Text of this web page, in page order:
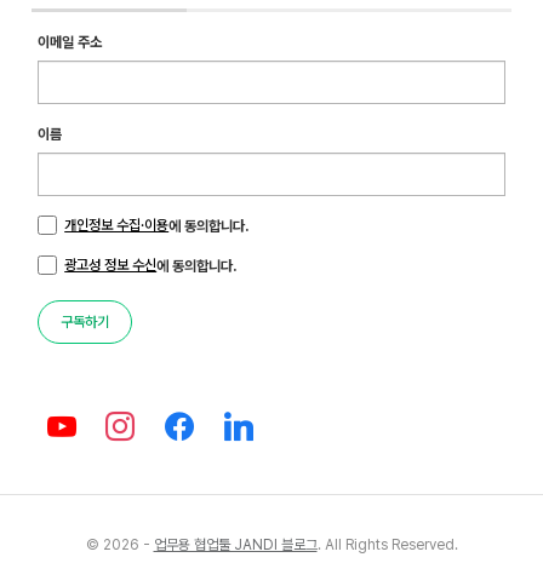
이메일 주소
이름
개인정보 수집·이용에 동의합니다.
광고성 정보 수신에 동의합니다.
구독하기
© 2026 - 업무용 협업툴 JANDI 블로그. All Rights Reserved.